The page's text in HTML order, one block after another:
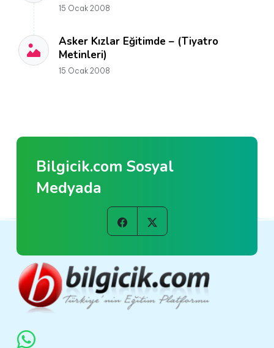
15 Ocak 2008
Asker Kızlar Eğitimde – (Tiyatro
Metinleri)
15 Ocak 2008
Bilgicik.com Sosyal
Medyada